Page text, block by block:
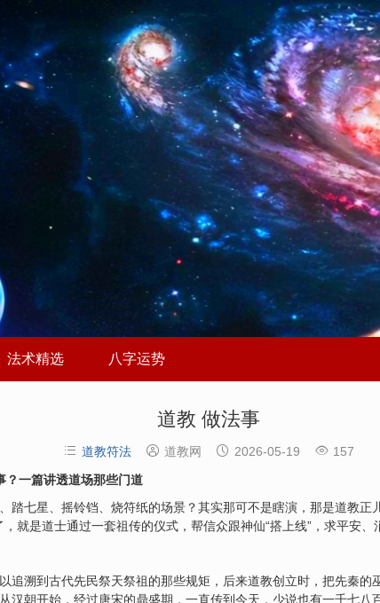
法术精选 八字运势
道教 做法事
 道教符法  道教网  2026-05-19  157
？一篇讲透道场那些门道
踏七星、摇铃铛、烧符纸的场景？其实那可不是瞎演，那是道教正
，就是道士通过一套祖传的仪式，帮信众跟神仙“搭上线”，求平安、
追溯到古代先民祭天祭祖的那些规矩，后来道教创立时，把先秦的
汉朝开始，经过唐宋的鼎盛期，一直传到今天，少说也有一千七八